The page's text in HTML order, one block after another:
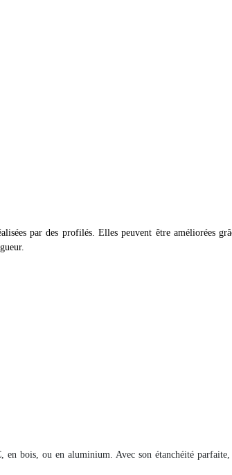
par des profilés. Elles peuvent être améliorées
en bois, ou en aluminium. Avec son étanchéité